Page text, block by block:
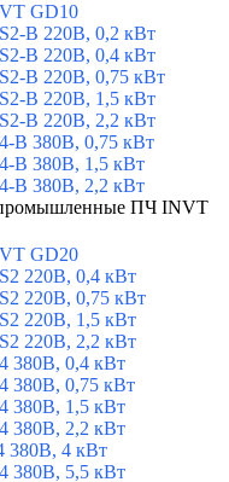
GD10
B 220В, 0,2 кВт
B 220В, 0,4 кВт
B 220В, 0,75 кВт
B 220В, 1,5 кВт
B 220В, 2,2 кВт
B 380В, 0,75 кВт
B 380В, 1,5 кВт
B 380В, 2,2 кВт
ПЧ INVT
GD20
220В, 0,4 кВт
220В, 0,75 кВт
220В, 1,5 кВт
220В, 2,2 кВт
380В, 0,4 кВт
380В, 0,75 кВт
380В, 1,5 кВт
380В, 2,2 кВт
380В, 4 кВт
380В, 5,5 кВт